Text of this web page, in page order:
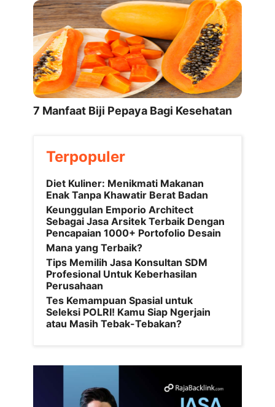
7 Manfaat Biji Pepaya Bagi Kesehatan
Terpopuler
Diet Kuliner: Menikmati Makanan
Enak Tanpa Khawatir Berat Badan
Keunggulan Emporio Architect
Sebagai Jasa Arsitek Terbaik Dengan
Pencapaian 1000+ Portofolio Desain
Mana yang Terbaik?
Tips Memilih Jasa Konsultan SDM
Profesional Untuk Keberhasilan
Perusahaan
Tes Kemampuan Spasial untuk
Seleksi POLRI! Kamu Siap Ngerjain
atau Masih Tebak-Tebakan?